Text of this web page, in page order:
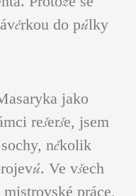
do půlky
jako
rešerše, jsem
několik
Ve všech
práce,